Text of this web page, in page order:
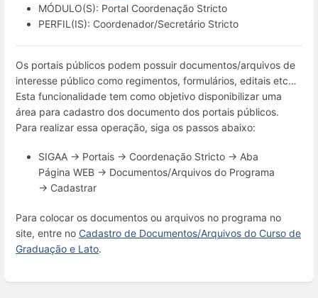
MÓDULO(S): Portal Coordenação Stricto
PERFIL(IS): Coordenador/Secretário Stricto
Os portais públicos podem possuir documentos/arquivos de
interesse público como regimentos, formulários, editais etc…
Esta funcionalidade tem como objetivo disponibilizar uma
área para cadastro dos documento dos portais públicos.
Para realizar essa operação, siga os passos abaixo:
SIGAA → Portais → Coordenação Stricto → Aba
Página WEB → Documentos/Arquivos do Programa
→ Cadastrar
Para colocar os documentos ou arquivos no programa no
site, entre no Cadastro de Documentos/Arquivos do Curso de
Graduação e Lato.